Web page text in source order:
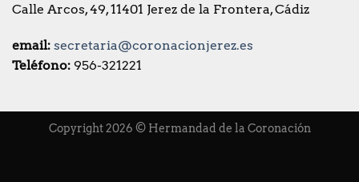
Calle Arcos, 49, 11401 Jerez de la Frontera, Cádiz
email: secretaria@coronacionjerez.es
Teléfono: 956-321221
Copyright 2026 © Hermandad de la Coronación